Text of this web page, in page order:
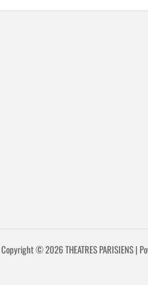
Copyright © 2026 THEATRES PARISIENS |